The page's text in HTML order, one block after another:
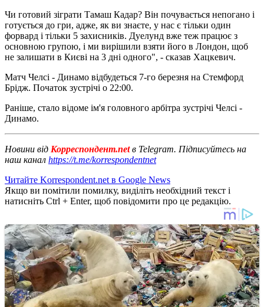
Чи готовий зіграти Тамаш Кадар? Він почувається непогано і
готується до гри, адже, як ви знаєте, у нас є тільки один
форвард і тільки 5 захисників. Дуелунд вже теж працює з
основною групою, і ми вирішили взяти його в Лондон, щоб
не залишати в Києві на 3 дні одного", - сказав Хацкевич.
Матч Челсі - Динамо відбудеться 7-го березня на Стемфорд
Брідж. Початок зустрічі о 22:00.
Раніше, стало відоме ім'я головного арбітра зустрічі Челсі -
Динамо.
Новини від Корреспондент.netв Telegram. Підписуйтесь на
наш канал https://t.me/korrespondentnet
Читайте Korrespondent.net в Google News
Якщо ви помітили помилку, виділіть необхідний текст і
натисніть Ctrl + Enter, щоб повідомити про це редакцію.